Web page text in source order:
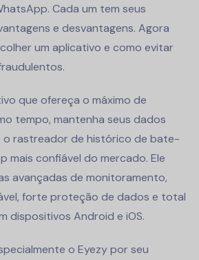
Cada um tem seus
e desvantagens. Agora
um aplicativo e como evitar
que ofereça o máximo de
tempo, mantenha seus dados
o rastreador de histórico de bate-
mais confiável do mercado. Ele
avançadas de monitoramento,
forte proteção de dados e total
dispositivos Android e iOS.
o Eyezy por seu